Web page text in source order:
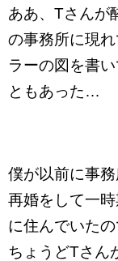
ああ、Tさんが
の事務所に現
ラーの図を書
ともあった…
僕が以前に事
再婚をして一
に住んでいたの
ちょうどTさん